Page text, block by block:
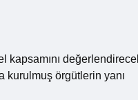
kapsamını
kurulmuş örgütlerin yanı